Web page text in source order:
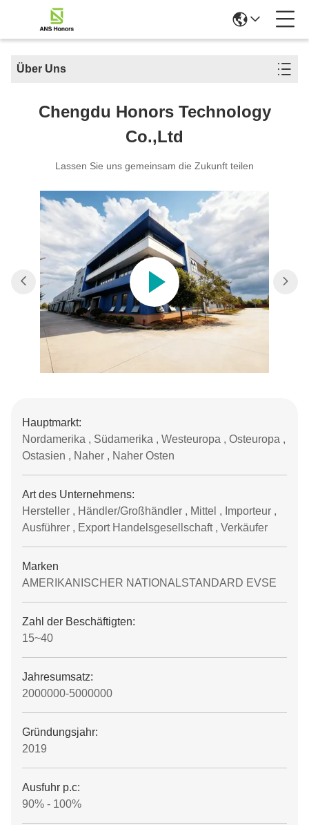
Über Uns
Chengdu Honors Technology
Co.,Ltd
Lassen Sie uns gemeinsam die Zukunft teilen
Hauptmarkt:
Nordamerika , Südamerika , Westeuropa , Osteuropa ,
Ostasien , Naher , Naher Osten
Art des Unternehmens:
Hersteller , Händler/Großhändler , Mittel , Importeur ,
Ausführer , Export Handelsgesellschaft , Verkäufer
Marken
AMERIKANISCHER NATIONALSTANDARD EVSE
Zahl der Beschäftigten:
15~40
Jahresumsatz:
2000000-5000000
Gründungsjahr:
2019
Ausfuhr p.c:
90% - 100%